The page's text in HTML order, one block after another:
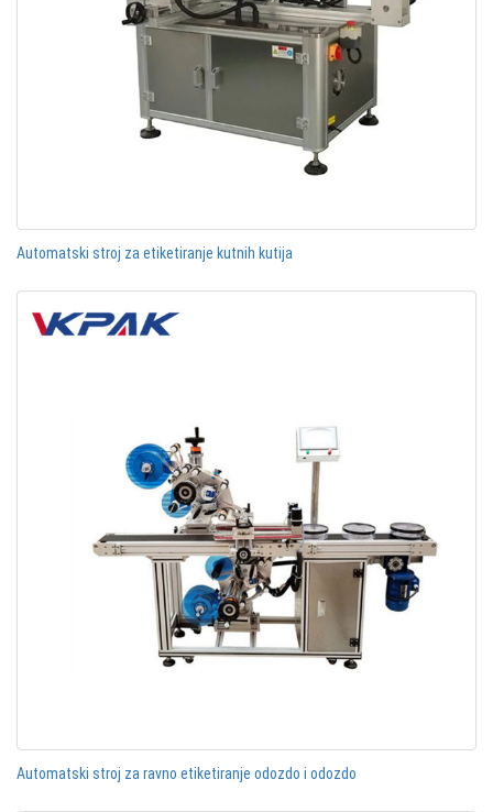
Automatski stroj za etiketiranje kutnih kutija
Automatski stroj za ravno etiketiranje odozdo i odozdo